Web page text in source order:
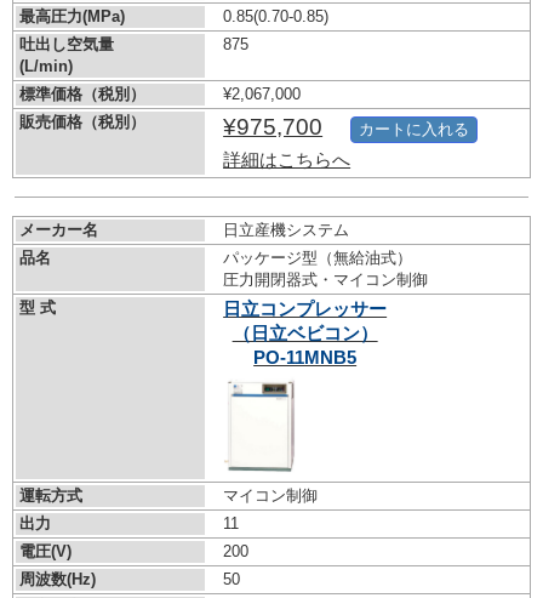
最高圧力(MPa)
0.85(0.70-0.85)
吐出し空気量
(L/min)
875
標準価格（税別）
¥2,067,000
販売価格（税別）
¥975,700
詳細はこちらへ
カートに入れる
メーカー名
日立産機システム
品名
パッケージ型（無給油式）
圧力開閉器式・マイコン制御
型 式
日立コンプレッサー
（日立ベビコン）
PO-11MNB5
運転方式
マイコン制御
出力
11
電圧(V)
200
周波数(Hz)
50